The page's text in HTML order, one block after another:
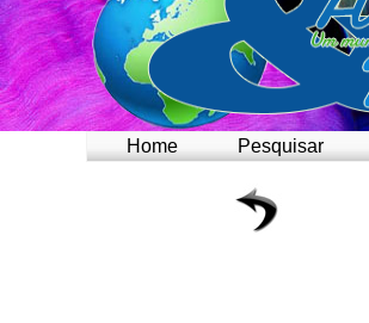
Home Pesquisar